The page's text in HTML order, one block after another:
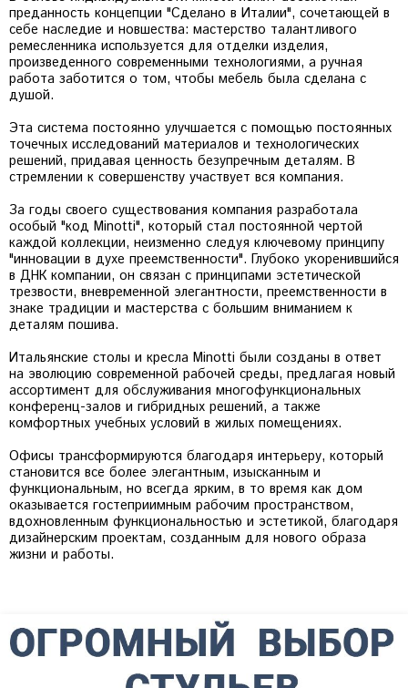
преданность концепции "Сделано в Италии", сочетающей в
себе наследие и новшества: мастерство талантливого
ремесленника используется для отделки изделия,
произведенного современными технологиями, а ручная
работа заботится о том, чтобы мебель была сделана с
душой.
Эта система постоянно улучшается с помощью постоянных
точечных исследований материалов и технологических
решений, придавая ценность безупречным деталям. В
стремлении к совершенству участвует вся компания.
За годы своего существования компания разработала
особый "код Minotti", который стал постоянной чертой
каждой коллекции, неизменно следуя ключевому принципу
"инновации в духе преемственности". Глубоко укоренившийся
в ДНК компании, он связан с принципами эстетической
трезвости, вневременной элегантности, преемственности в
знаке традиции и мастерства с большим вниманием к
деталям пошива.
Итальянские столы и кресла Minotti были созданы в ответ
на эволюцию современной рабочей среды, предлагая новый
ассортимент для обслуживания многофункциональных
конференц-залов и гибридных решений, а также
комфортных учебных условий в жилых помещениях.
Офисы трансформируются благодаря интерьеру, который
становится все более элегантным, изысканным и
функциональным, но всегда ярким, в то время как дом
оказывается гостеприимным рабочим пространством,
вдохновленным функциональностью и эстетикой, благодаря
дизайнерским проектам, созданным для нового образа
жизни и работы.